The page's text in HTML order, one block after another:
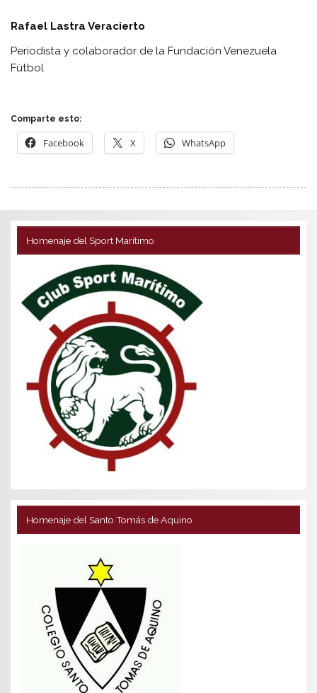
Rafael Lastra Veracierto
Periodista y colaborador de la Fundación Venezuela
Fútbol
Comparte esto:
Facebook X WhatsApp
Homenaje del Sport Marítimo
Homenaje del Santo Tomás de Aquino